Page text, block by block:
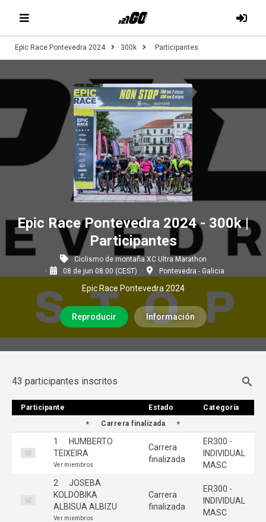
Epic Race Pontevedra 2024 300k Participantes
Epic Race Pontevedra 2024 - 300k |
Participantes
Ciclismo de montaña XC Ultra Marathon
08 de jun 08:00 (CEST)
Pontevedra - Galicia
Epic Race Pontevedra 2024
Reproducir Información
43 participantes inscritos
Participante Estado
Categoría
Carrera finalizada
1
HUMBERTO
TEIXEIRA
Ver miembros
Carrera
finalizada
ER300 -
INDIVIDUAL
MASC
2
JOSEBA
KOLDOBIKA
ALBISUA ALBIZU
Ver miembros
Carrera
finalizada
ER300 -
INDIVIDUAL
MASC
Participante Estado Categoría